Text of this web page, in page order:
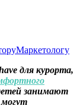
Маркетологу
для курорта,
занимают